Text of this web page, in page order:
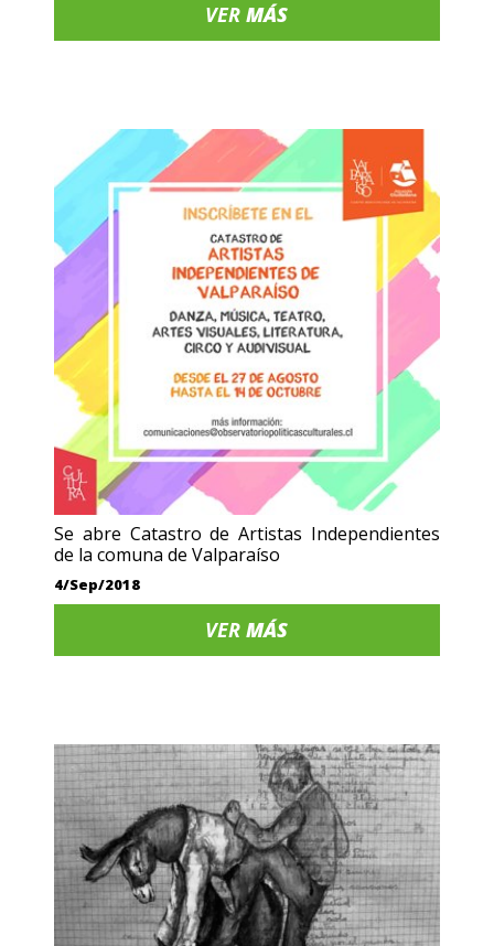
VERMÁS
Se abre Catastro de Artistas Independientes
de la comuna de Valparaíso
4/Sep/2018
VERMÁS